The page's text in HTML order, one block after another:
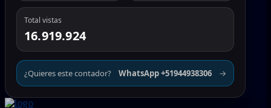
Total vistas
16.919.924
¿Quieres este contador? WhatsApp +51944938306 →